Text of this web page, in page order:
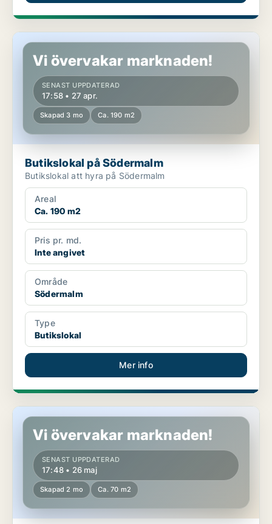
Butikslokal på Södermalm
Vi övervakar marknaden!
SENAST UPPDATERAD
17:58 • 27 apr.
Skapad 3 mo Ca. 190 m2
Butikslokal på Södermalm
Butikslokal att hyra på Södermalm
Areal
Ca. 190 m2
Pris pr. md.
Inte angivet
Område
Södermalm
Type
Butikslokal
Mer info
Butikslokal på Kungsholmen
Vi övervakar marknaden!
SENAST UPPDATERAD
17:48 • 26 maj
Skapad 2 mo Ca. 70 m2